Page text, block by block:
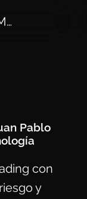
Pablo
con
y